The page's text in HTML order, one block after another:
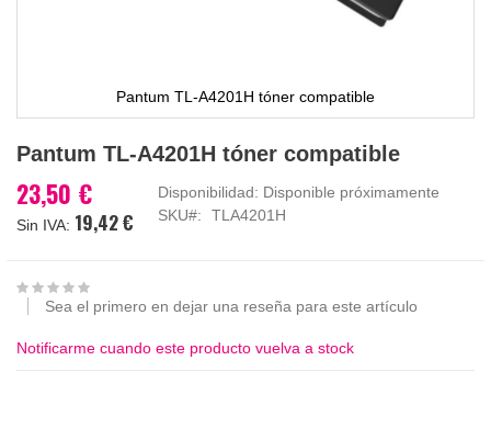
Pantum TL-A4201H tóner compatible
al
de
la
imágenes
Pantum TL-A4201H tóner compatible
23,50 €
19,42 €
Disponibilidad: Disponible próximamente
SKU
TLA4201H
Sea el primero en dejar una reseña para este artículo
Notificarme cuando este producto vuelva a stock